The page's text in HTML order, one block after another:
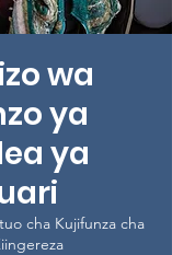
wa
ya
ya
cha Kujifunza cha